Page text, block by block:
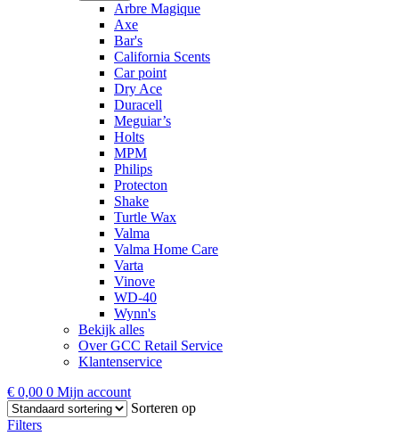
Arbre Magique
Axe
Bar's
California Scents
Car point
Dry Ace
Duracell
Meguiar’s
Holts
MPM
Philips
Protecton
Shake
Turtle Wax
Valma
Valma Home Care
Varta
Vinove
WD-40
Wynn's
Bekijk alles
Over GCC Retail Service
Klantenservice
€ 0,00 0 Mijn account
Sorteren op
Filters